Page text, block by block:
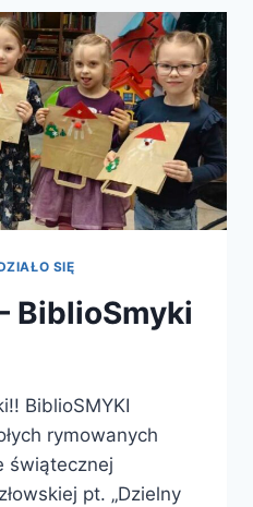
SIĘ
BiblioSmyki
BiblioSMYKI
rymowanych
świątecznej
pt. „Dzielny